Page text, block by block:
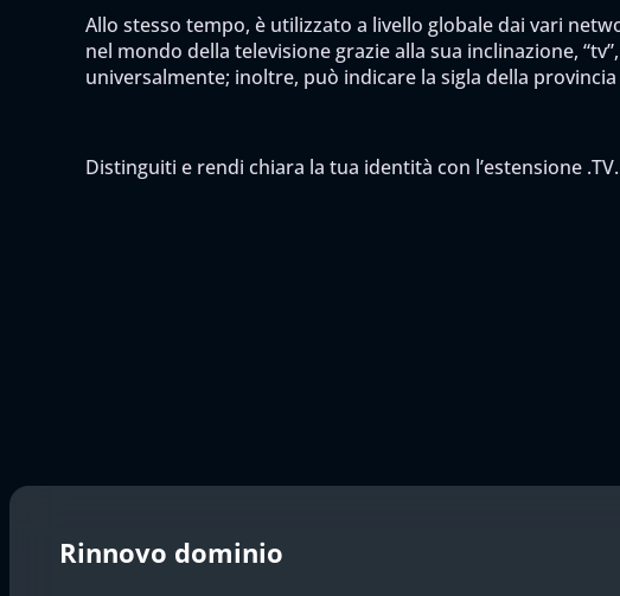
Allo stesso tempo, è utilizzato a livello globale dai vari
nel mondo della televisione grazie alla sua inclinazione,
universalmente; inoltre, può indicare la sigla della provincia
Distinguiti e rendi chiara la tua identità con l’estensione .TV.
Rinnovo dominio